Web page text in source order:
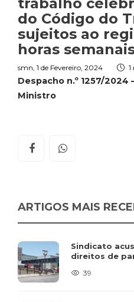
do Código do
sujeitos ao
horas
smn 1 de Fevereiro, 2024 1
Despacho n.º 1257/2024
Ministro
ARTIGOS MAIS
Sindicato
direitos de
39